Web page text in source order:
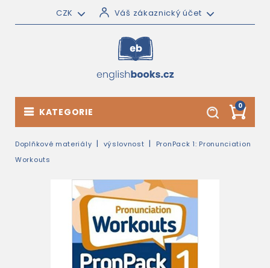
CZK Váš zákaznický účet
0
KATEGORIE
Doplňkové materiály výslovnost
PronPack 1: Pronunciation
Workouts